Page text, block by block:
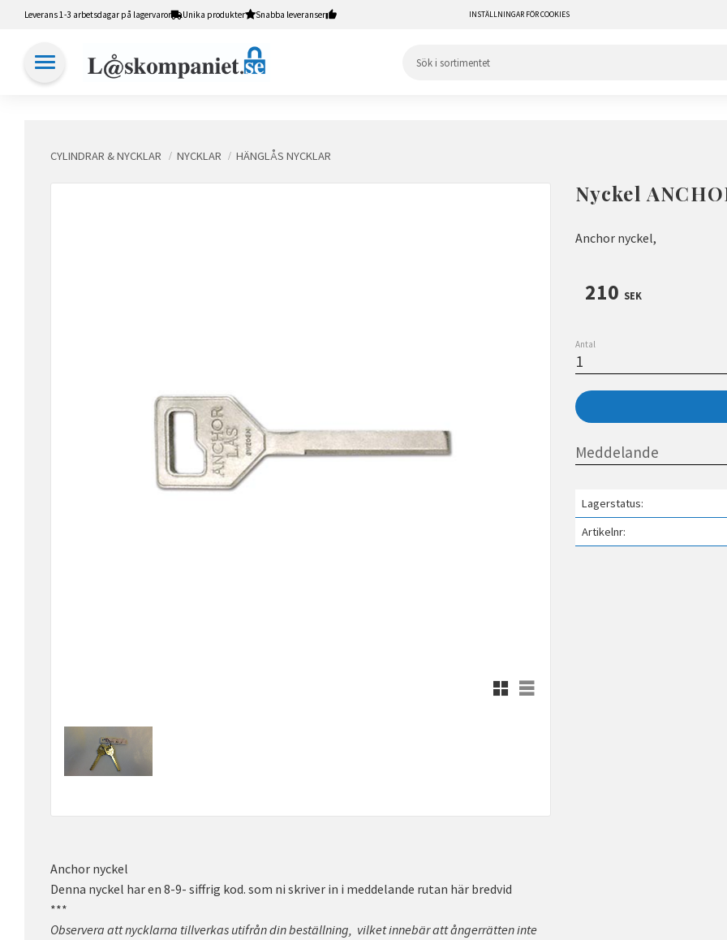
Leverans 1-3 arbetsdagar på lagervaror Unika produkter Snabba leveranser INSTÄLLNINGAR FÖR COOKIES
CYLINDRAR & NYCKLAR NYCKLAR HÄNGLÅS NYCKLAR
Nyckel
Anchor nyckel,
Rutnätsvy
Listvy
210 SEK
Antal
Lagerstatus
Artikelnr
Anchor nyckel
Denna nyckel har en 8-9- siffrig kod. som ni skriver in i meddelande rutan här bredvid
***
Observera att nycklarna tillverkas utifrån din beställning, vilket innebär att ångerrätten inte